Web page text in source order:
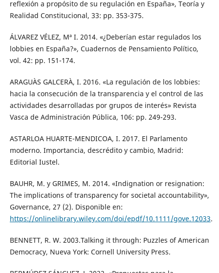
reflexión a propósito de su regulación en España», Teoría y
Realidad Constitucional, 33: pp. 353-375.
ÁLVAREZ VÉLEZ, Mª I. 2014. «¿Deberían estar regulados los
lobbies en España?», Cuadernos de Pensamiento Político,
vol. 42: pp. 151-174.
ARAGUÀS GALCERÀ, I. 2016. «La regulación de los lobbies:
hacia la consecución de la transparencia y el control de las
actividades desarrolladas por grupos de interés» Revista
Vasca de Administración Pública, 106: pp. 249-293.
ASTARLOA HUARTE-MENDICOA, I. 2017. El Parlamento
moderno. Importancia, descrédito y cambio, Madrid:
Editorial Iustel.
BAUHR, M. y GRIMES, M. 2014. «Indignation or resignation:
The implications of transparency for societal accountability»,
Governance, 27 (2). Disponible en:
https://onlinelibrary.wiley.com/doi/epdf/10.1111/gove.12033.
BENNETT, R. W. 2003.Talking it through: Puzzles of American
Democracy, Nueva York: Cornell University Press.